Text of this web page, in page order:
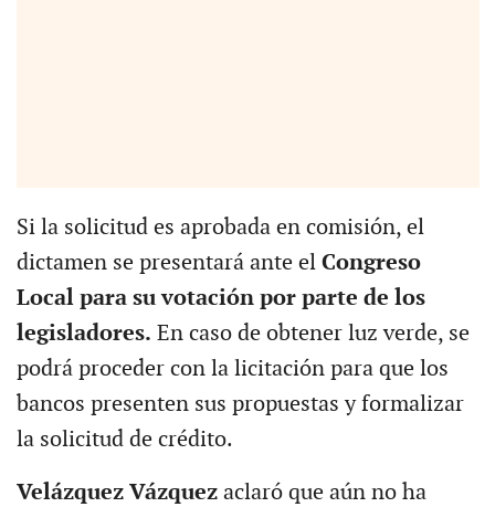
Si la solicitud es aprobada en comisión, el
dictamen se presentará ante elCongreso
Local para su votación por parte de los
legisladores. En caso de obtener luz verde, se
podrá proceder con la licitación para que los
bancos presenten sus propuestas y formalizar
la solicitud de crédito.
Velázquez Vázquezaclaró que aún no ha